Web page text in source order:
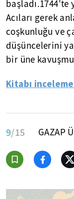
başladı.1744'te
Acıları gerek
coşkunluğu ve
düşüncelerini
bir üne
Kitabı
9/15 GAZAP